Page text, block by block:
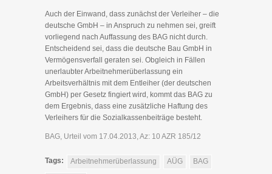
Auch der Einwand, dass zunächst der Verleiher – die
deutsche GmbH – in Anspruch zu nehmen sei, greift
vorliegend nach Auffassung des BAG nicht durch.
Entscheidend sei, dass die deutsche Bau GmbH in
Vermögensverfall geraten sei. Obgleich in Fällen
unerlaubter Arbeitnehmerüberlassung ein
Arbeitsverhältnis mit dem Entleiher (der deutschen
GmbH) per Gesetz fingiert wird, kommt das BAG zu
dem Ergebnis, dass eine zusätzliche Haftung des
Verleihers für die Sozialkassenbeiträge besteht.
BAG, Urteil vom 17.04.2013, Az: 10 AZR 185/12
Tags: Arbeitnehmerüberlassung AÜG BAG